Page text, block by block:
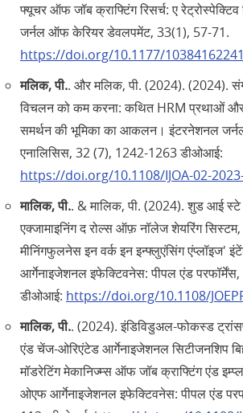
फ्यूचर ऑफ जॉब क्राफ्टिंग रिसर्च: ए
जर्नल ऑफ केरियर डेवलपमेंट, 33(1), 57-71.
https://doi.org/10.1177/
मलिक, पी.. और मलिक, पी. (2024). (2024).
विचलन को कम करना: कथित HRM प्रथाओं
समर्थन की भूमिका का आकलन। इंटरनेशनल
एनालिसिस, 32 (7), 1242-1263 डीओआई:
https://doi.org/10.1108/IJOA-02-
मालिक, पी.. & मालिक, पी. (2024). शुड आई
एक्जामाइनिंग द रोल्स ऑफ़ नॉलेज शेयरिंग
मीनिंगफुलनेस इन वर्क इन इन्फ्लुएंसिंग एंप्लॉइज'
आर्गेनाइजेशनल इफेक्टिवनेस: पीपल एंड
डीओआई: https://doi.org/10.1108/
मालिक, पी.. (2024). इंडिविडुअल-फोकस्ड
एंड चेंज-ओरिएंटेड आर्गेनाइजेशनल सिटीजनशिप
मॉडरेटिंग मेकानिज्म्स ऑफ जॉब क्राफ्टिंग एंड
ओएफ आर्गेनाइजेशनल इफेक्टिवनेस: पीपल एंड